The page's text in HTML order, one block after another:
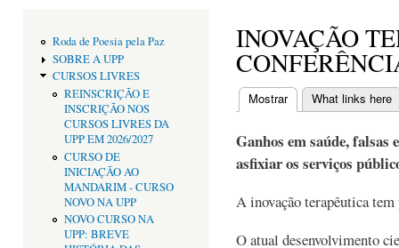
Roda de Poesia pela Paz
SOBRE A UPP
CURSOS LIVRES
REINSCRIÇÃO E
INSCRIÇÃO NOS
CURSOS LIVRES DA
UPP EM 2026/2027
CURSO DE
INICIAÇÃO AO
MANDARIM - CURSO
NOVO NA UPP
NOVO CURSO NA
UPP: BREVE
INOVAÇÃO
Separadores
Mostrar(separador ativo)
What links here
Ganhos em saúde, falsas
asfixiar os serviços
A inovação terapêutica
O atual desenvolvimento